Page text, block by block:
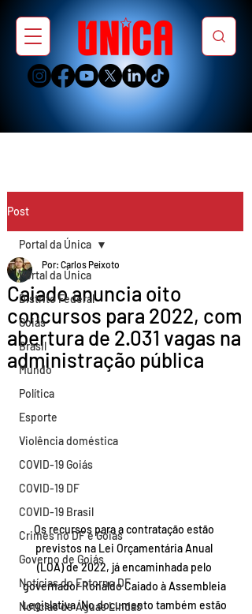
Post
Portal da Única
Distrito Federal
Goiás
Brasil
Mundo
Política
Esporte
Violência doméstica
COVID-19 Goiás
COVID-19 DF
COVID-19 Brasil
Crimes no DF e Goiás
Governo de Goiás
Notícias do Entorno DF
Notícias de Águas Lindas
Portal da Única
Caiado anuncia oito
concursos para 2022, com
abertura de 2.031 vagas na
administração pública
Por: Carlos Peixoto
Os recursos para a contratação estão
previstos na Lei Orçamentária Anual
(LOA) de 2022, já encaminhada pelo
governador Ronaldo Caiado à Assembleia
Legislativa. No documento também estão